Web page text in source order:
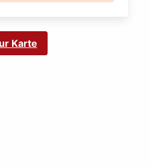
Karte